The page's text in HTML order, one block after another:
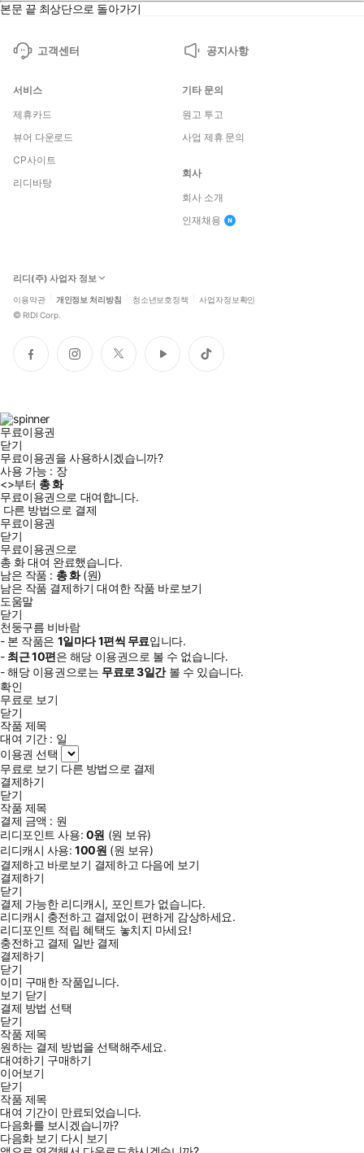
본문 끝 최상단으로 돌아가기
고객센터 공지사항
서비스
제휴카드
뷰어 다운로드
CP사이트
리디바탕
기타 문의
원고 투고
사업 제휴 문의
회사
회사 소개
인재채용
리디(주) 사업자 정보
이용약관 개인정보 처리방침 청소년보호정책 사업자정보확인
© RIDI Corp.
페
이
인
스
트
위
유
튜
틱
톡
무료이용권
닫기
무료이용권을 사용하시겠습니까?
사용 가능 : 장
<>부터 총화
무료이용권으로 대여합니다.
다른 방법으로 결제
무료이용권
닫기
무료이용권으로
총 화대여 완료했습니다.
남은 작품 : 총화(원)
남은 작품 결제하기 대여한 작품 바로보기
도움말
닫기
천둥구름 비바람
- 본 작품은 1일마다1편씩 무료입니다.
- 최근10편은 해당 이용권으로 볼 수 없습니다.
- 해당 이용권으로는 무료로3일간볼 수 있습니다.
확인
무료로 보기
닫기
작품 제목
대여 기간 : 일
이용권 선택
무료로 보기 다른 방법으로 결제
결제하기
닫기
작품 제목
결제 금액 : 원
리디포인트 사용: 0원 (원 보유)
리디캐시 사용:100원 (원 보유)
결제하고 바로보기 결제하고 다음에 보기
결제하기
닫기
결제 가능한 리디캐시, 포인트가 없습니다.
리디캐시 충전하고 결제없이 편하게 감상하세요.
리디포인트 적립 혜택도 놓치지 마세요!
충전하고 결제 일반 결제
결제하기
닫기
이미 구매한 작품입니다.
보기 닫기
결제 방법 선택
닫기
작품 제목
원하는 결제 방법을 선택해주세요.
대여하기 구매하기
이어보기
닫기
작품 제목
대여 기간이 만료되었습니다.
다음화를 보시겠습니까?
다음화 보기 다시 보기